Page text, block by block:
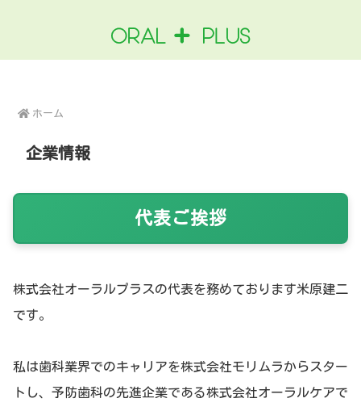
ホーム
企業情報
代表ご挨拶
株式会社オーラルプラスの代表を務めております米原建二
です。
私は歯科業界でのキャリアを株式会社モリムラからスター
トし、予防歯科の先進企業である株式会社オーラルケアで